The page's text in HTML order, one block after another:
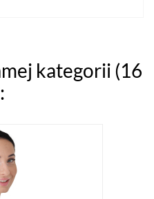
kategorii (16